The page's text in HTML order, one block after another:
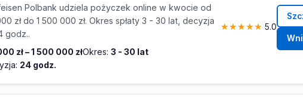
Polbank udziela pożyczek online w kwocie od
zł do 1 500 000 zł. Okres spłaty 3 - 30 lat, decyzja
godz..
zł – 1 500 000 złOkres: 3 - 30 lat
24 godz.
★★★★★ 5.0